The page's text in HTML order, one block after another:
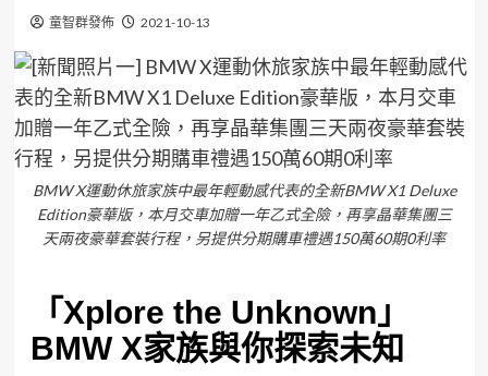
童智群發佈 2021-10-13
BMW X運動休旅家族中最年輕動感代表的全新BMW X1 Deluxe
Edition豪華版，本月交車加贈一年乙式全險，再享晶華集團三
天兩夜豪華套裝行程，另提供分期購車禮遇150萬60期0利率
「Xplore the Unknown」
BMW X家族與你探索未知